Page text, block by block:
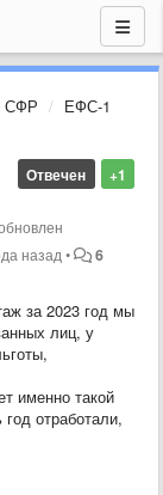
СФР
ЕФС-1
+1
Отвечен
назад • 6
за 2023 год мы
лиц, у
именно такой
отработали,